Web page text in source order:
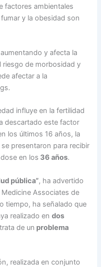
factores ambientales
y la obesidad son
y afecta la
riesgo de morbosidad y
afectar a la
influye en la fertilidad
descartado este factor
los últimos 16 años, la
presentaron para recibir
en los 36 años.
pública”, ha advertido
Associates de
tiempo, ha señalado que
realizado endos
de un problema
realizada en conjunto